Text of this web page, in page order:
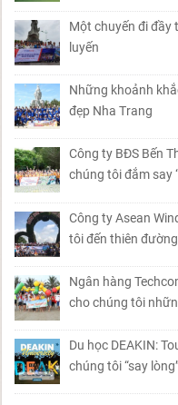
Một chuyến đi đầy
luyến
Những khoảnh
đẹp Nha Trang
Công ty BĐS Bến
chúng tôi đắm say
Công ty Asean
tôi đến thiên
Ngân hàng
cho chúng tôi
Du học DEAKIN:
chúng tôi “say